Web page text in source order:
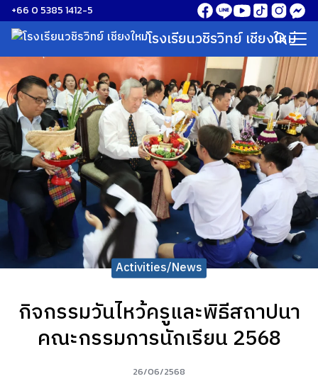
Skip
to
content
+66 0 5385 1412-5
โรงเรียนวชิรวิทย์ เชียงใหม่
Search
for:
Activities/News
กิจกรรมวันไหว้ครูและพิธีสถาปนา
คณะกรรมการนักเรียน 2568
26/06/2568